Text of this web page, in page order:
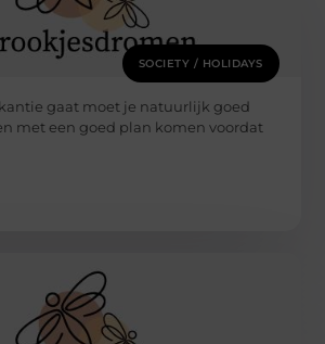
SOCIETY / HOLIDAYS
gaat moet je natuurlijk goed
met een goed plan komen voordat